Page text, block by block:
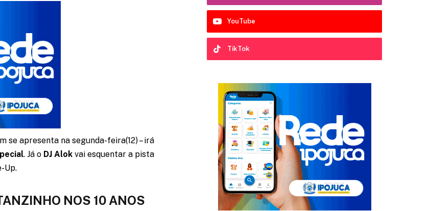
se apresenta na segunda-feira(12) – irá
. Já o DJ Alokvai esquentar a pista
Up.
NOS 10 ANOS
YouTube
TikTok